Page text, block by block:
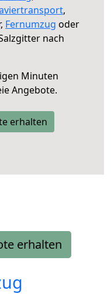
,
Fernumzug oder
nach
Minuten
Angebote.
erhalten
erhalten